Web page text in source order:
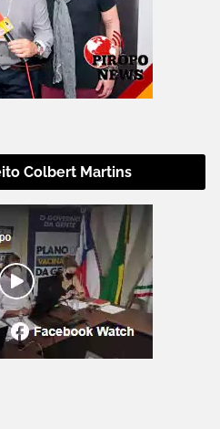
Colbert Martins